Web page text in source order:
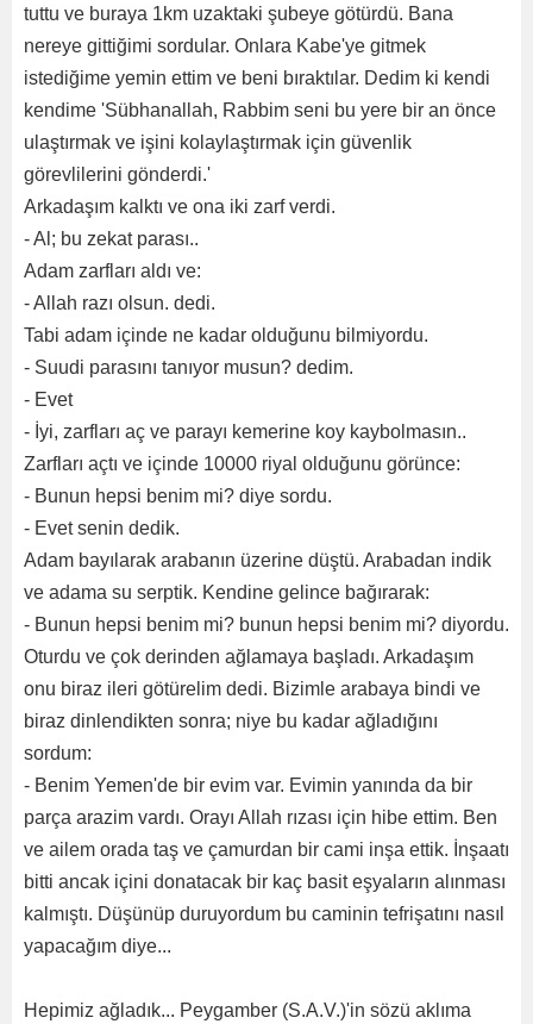
tuttu ve buraya 1km uzaktaki şubeye götürdü. Bana
nereye gittiğimi sordular. Onlara Kabe'ye gitmek
istediğime yemin ettim ve beni bıraktılar. Dedim ki kendi
kendime 'Sübhanallah, Rabbim seni bu yere bir an önce
ulaştırmak ve işini kolaylaştırmak için güvenlik
görevlilerini gönderdi.'
Arkadaşım kalktı ve ona iki zarf verdi.
- Al; bu zekat parası..
Adam zarfları aldı ve:
- Allah razı olsun. dedi.
Tabi adam içinde ne kadar olduğunu bilmiyordu.
- Suudi parasını tanıyor musun? dedim.
- Evet
- İyi, zarfları aç ve parayı kemerine koy kaybolmasın..
Zarfları açtı ve içinde 10000 riyal olduğunu görünce:
- Bunun hepsi benim mi? diye sordu.
- Evet senin dedik.
Adam bayılarak arabanın üzerine düştü. Arabadan indik
ve adama su serptik. Kendine gelince bağırarak:
- Bunun hepsi benim mi? bunun hepsi benim mi? diyordu.
Oturdu ve çok derinden ağlamaya başladı. Arkadaşım
onu biraz ileri götürelim dedi. Bizimle arabaya bindi ve
biraz dinlendikten sonra; niye bu kadar ağladığını
sordum:
- Benim Yemen'de bir evim var. Evimin yanında da bir
parça arazim vardı. Orayı Allah rızası için hibe ettim. Ben
ve ailem orada taş ve çamurdan bir cami inşa ettik. İnşaatı
bitti ancak içini donatacak bir kaç basit eşyaların alınması
kalmıştı. Düşünüp duruyordum bu caminin tefrişatını nasıl
yapacağım diye...
Hepimiz ağladık... Peygamber (S.A.V.)'in sözü aklıma